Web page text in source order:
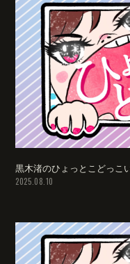
黒木渚のひょっとこどっこ
2025.08.10